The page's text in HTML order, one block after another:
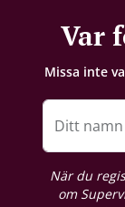
Var
Missa inte
Ditt namn
När du
om